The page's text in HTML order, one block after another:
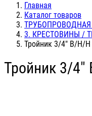
Главная
Каталог товаров
3. КРЕСТОВИНЫ /
Тройник 3/4" В/Н/Н
Тройник 3/